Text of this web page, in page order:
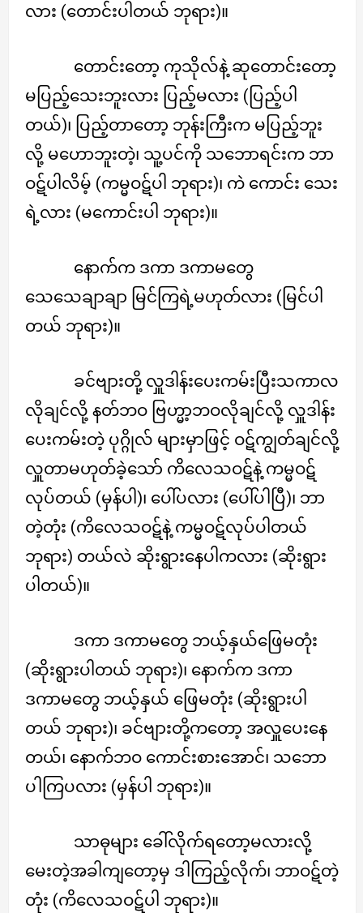
လား (တောင်းပါတယ် ဘုရား)။
တောင်းတော့ ကုသိုလ်နဲ့ ဆုတောင်းတော့
မပြည့်သေးဘူးလား ပြည့်မလား (ပြည့်ပါ
တယ်)၊ ပြည့်တာတော့ ဘုန်းကြီးက မပြည့်ဘူး
လို့ မဟောဘူးတဲ့၊ သူ့ပင်ကို သဘောရင်းက ဘာ
ဝဋ်ပါလိမ့် (ကမ္မဝဋ်ပါ ဘုရား)၊ ကဲ ကောင်း သေး
ရဲ့လား (မကောင်းပါ ဘုရား)။
နောက်က ဒကာ ဒကာမတွေ
သေသေချာချာ မြင်ကြရဲ့မဟုတ်လား (မြင်ပါ
တယ် ဘုရား)။
ခင်ဗျားတို့ လှူဒါန်းပေးကမ်းပြီးသကာလ
လိုချင်လို့ နတ်ဘဝ ဗြဟ္မာ့ဘဝလိုချင်လို့ လှူဒါန်း
ပေးကမ်းတဲ့ ပုဂ္ဂိုလ် များမှာဖြင့် ဝဋ်ကျွတ်ချင်လို့
လှူတာမဟုတ်ခဲ့သော် ကိလေသဝဋ်နဲ့ ကမ္မဝဋ်
လုပ်တယ် (မှန်ပါ)၊ ပေါ်ပလား (ပေါ်ပါပြီ)၊ ဘာ
တဲ့တုံး (ကိလေသဝဋ်နဲ့ ကမ္မဝဋ်လုပ်ပါတယ်
ဘုရား) တယ်လဲ ဆိုးရွားနေပါကလား (ဆိုးရွား
ပါတယ်)။
ဒကာ ဒကာမတွေ ဘယ့်နှယ်ဖြေမတုံး
(ဆိုးရွားပါတယ် ဘုရား)၊ နောက်က ဒကာ
ဒကာမတွေ ဘယ့်နှယ် ဖြေမတုံး (ဆိုးရွားပါ
တယ် ဘုရား)၊ ခင်ဗျားတို့ကတော့ အလှူပေးနေ
တယ်၊ နောက်ဘဝ ကောင်းစားအောင်၊ သဘော
ပါကြပလား (မှန်ပါ ဘုရား)။
သာဓုများ ခေါ်လိုက်ရတော့မလားလို့
မေးတဲ့အခါကျတော့မှ ဒါကြည့်လိုက်၊ ဘာဝဋ်တဲ့
တုံး (ကိလေသဝဋ်ပါ ဘုရား)။